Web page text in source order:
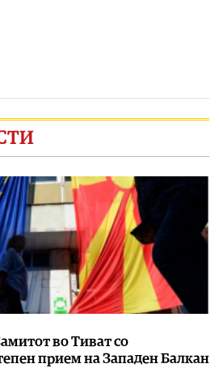
во Тиват со
прием на Западен Балкан